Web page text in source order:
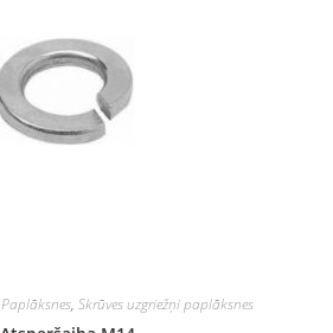
Paplāksnes, Skrūves uzgriežņi paplāksnes